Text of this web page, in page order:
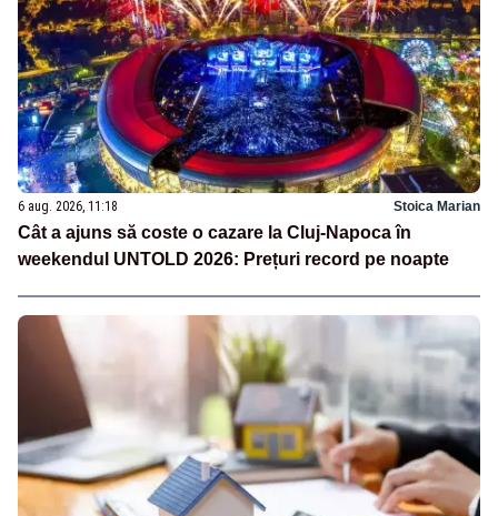
6 aug. 2026, 11:18 Stoica Marian
Cât a ajuns să coste o cazare la Cluj-Napoca în
weekendul UNTOLD 2026: Prețuri record pe noapte